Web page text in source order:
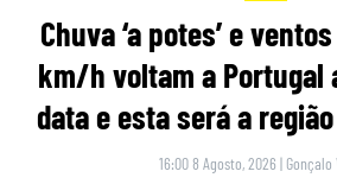
Chuva ‘a potes’ e
km/h voltam a Portugal
data e esta será a
16:00 8 Agosto, 2026 | Gonçalo